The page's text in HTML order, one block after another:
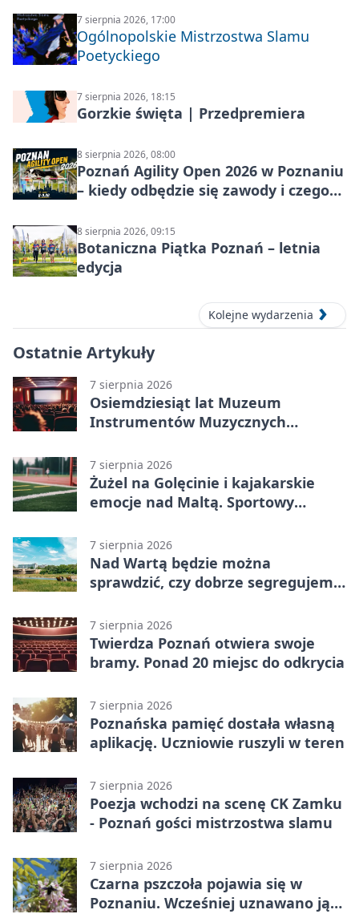
7 sierpnia 2026, 17:00
Ogólnopolskie Mistrzostwa Slamu
Poetyckiego
7 sierpnia 2026, 18:15
Gorzkie święta | Przedpremiera
8 sierpnia 2026, 08:00
Poznań Agility Open 2026 w Poznaniu
– kiedy odbędzie się zawody i czego
8 sierpnia 2026, 09:15
Botaniczna Piątka Poznań – letnia
edycja
Kolejne wydarzenia
Ostatnie Artykuły
7 sierpnia 2026
Osiemdziesiąt lat Muzeum
Instrumentów Muzycznych
7 sierpnia 2026
Żużel na Golęcinie i kajakarskie
emocje nad Maltą. Sportowy
7 sierpnia 2026
Nad Wartą będzie można
sprawdzić, czy dobrze segregujemy
7 sierpnia 2026
Twierdza Poznań otwiera swoje
bramy. Ponad 20 miejsc do odkrycia
7 sierpnia 2026
Poznańska pamięć dostała własną
aplikację. Uczniowie ruszyli w teren
7 sierpnia 2026
Poezja wchodzi na scenę CK Zamku
- Poznań gości mistrzostwa slamu
7 sierpnia 2026
Czarna pszczoła pojawia się w
Poznaniu. Wcześniej uznawano ją